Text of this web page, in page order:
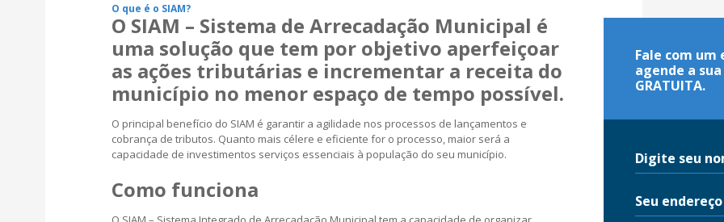
Fale com um
agende a
GRATUITA.
O que é o SIAM?
O SIAM – Sistema de Arrecadação Municipal é
uma solução que tem por objetivo aperfeiçoar
as ações tributárias e incrementar a receita do
município no menor espaço de tempo possível.
O principal benefício do SIAM é garantir a agilidade nos processos de lançamentos e
cobrança de tributos. Quanto mais célere e eficiente for o processo, maior será a
capacidade de investimentos serviços essenciais à população do seu município.
Como funciona